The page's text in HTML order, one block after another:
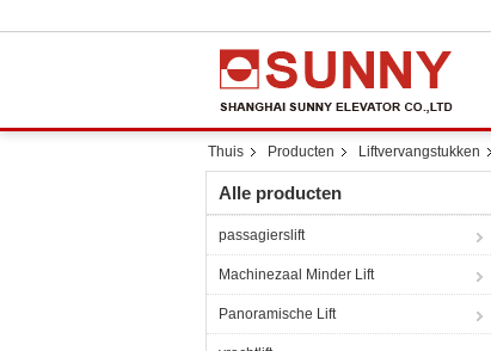
Thuis Producten Liftvervangstukken
Alle producten
passagierslift
Machinezaal Minder Lift
Panoramische Lift